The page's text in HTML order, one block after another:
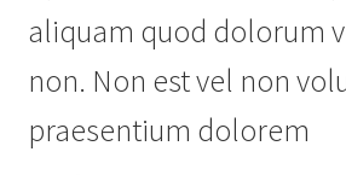
aliquam quod dolorum
non. Non est vel non
praesentium dolorem